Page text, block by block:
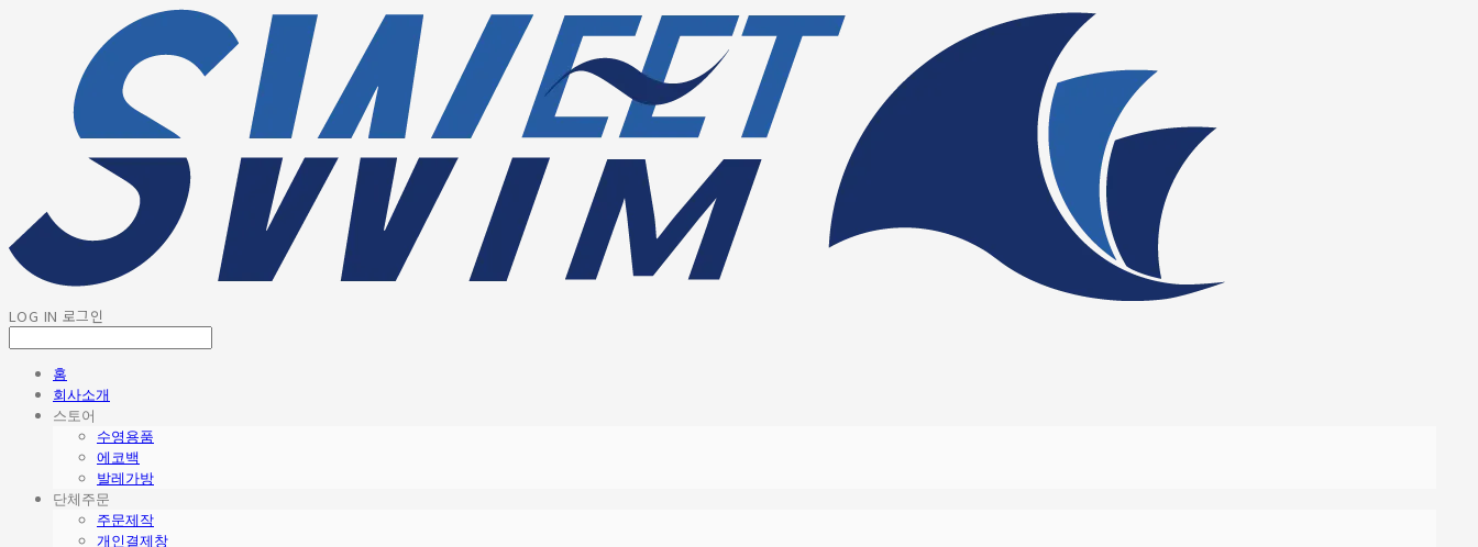
LOG IN 로그인
홈
회사소개
스토어
수영용품
에코백
발레가방
단체주문
주문제작
개인결제창